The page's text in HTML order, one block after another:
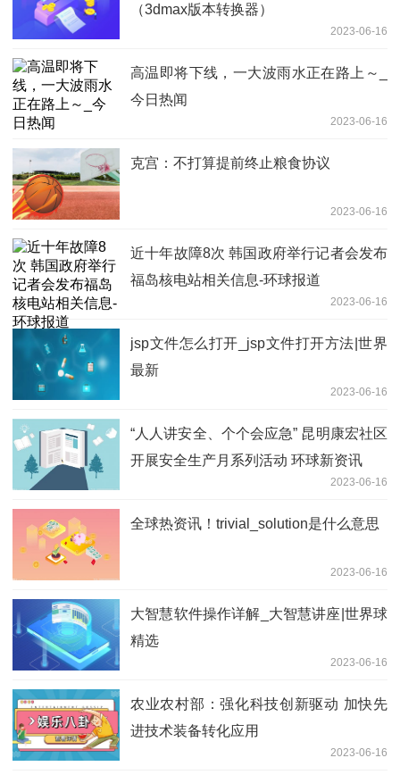
（3dmax版本转换器）
2023-06-16
高温即将下线，一大波雨水正在路上～_
今日热闻
2023-06-16
克宫：不打算提前终止粮食协议
2023-06-16
近十年故障8次 韩国政府举行记者会发布
福岛核电站相关信息-环球报道
2023-06-16
jsp文件怎么打开_jsp文件打开方法|世界
最新
2023-06-16
“人人讲安全、个个会应急” 昆明康宏社区
开展安全生产月系列活动 环球新资讯
2023-06-16
全球热资讯！trivial_solution是什么意思
2023-06-16
大智慧软件操作详解_大智慧讲座|世界球
精选
2023-06-16
农业农村部：强化科技创新驱动 加快先
进技术装备转化应用
2023-06-16